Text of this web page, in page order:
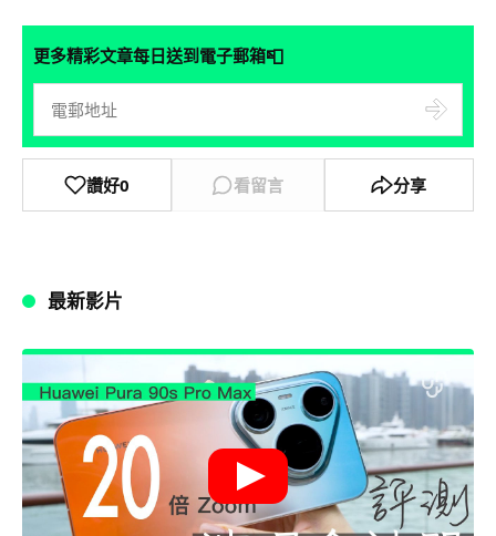
更多精彩文章每日送到電子郵箱📮
讚好0 看留言 分享
最新影片